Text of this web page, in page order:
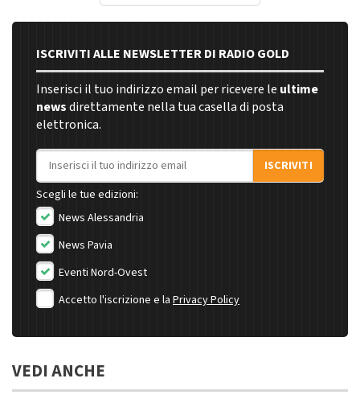
ISCRIVITI ALLE NEWSLETTER DI RADIO GOLD
Inserisci il tuo indirizzo email per ricevere le ultime
newsdirettamente nella tua casella di posta
elettronica.
Indirizzo email
ISCRIVITI
Scegli le tue edizioni:
News Alessandria
News Pavia
Eventi Nord-Ovest
Accetto l'iscrizione e la Privacy Policy
VEDI ANCHE